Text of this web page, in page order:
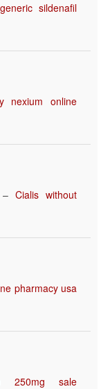
sildenafil
nexium online
Cialis without
pharmacy usa
250mg sale